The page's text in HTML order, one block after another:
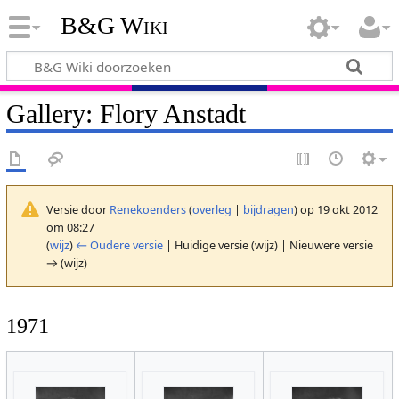
B&G Wiki
Gallery: Flory Anstadt
Versie door Renekoenders(overleg | bijdragen)op 19 okt 2012
om 08:27
(wijz) ← Oudere versie| Huidige versie (wijz) | Nieuwere versie
→ (wijz)
1971